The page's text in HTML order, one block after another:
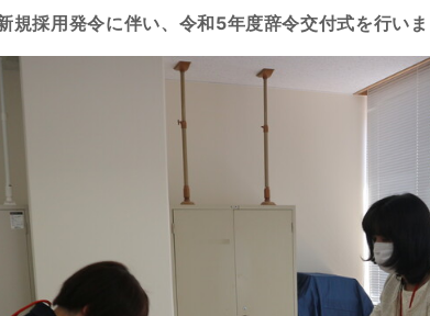
規採用発令に伴い、令和5年度辞令交付式を行いま